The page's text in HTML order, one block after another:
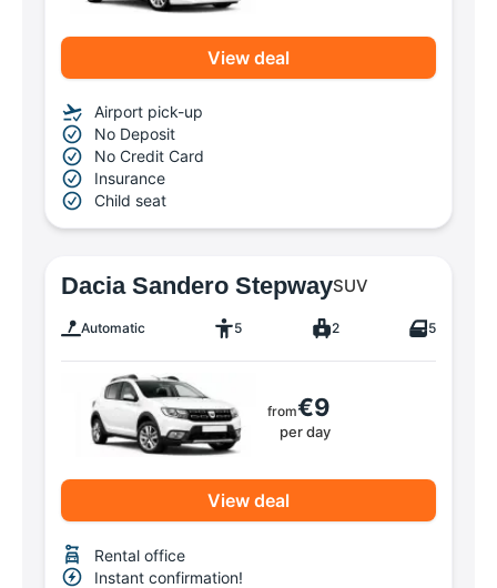
View deal
Airport pick-up
No Deposit
No Credit Card
Insurance
Child seat
Dacia Sandero StepwaySUV
Automatic 5 2 5
from€9
per day
View deal
Rental office
Instant confirmation!